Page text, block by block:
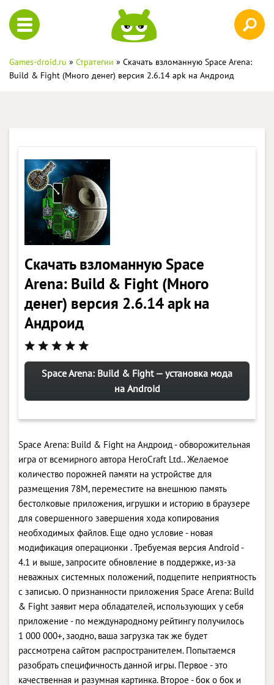
Games-droid.ru » Стратегии » Скачать взломанную Space Arena:
Build & Fight (Много денег) версия 2.6.14 apk на Андроид
Скачать взломанную Space
Arena: Build & Fight (Много
денег) версия 2.6.14 apk на
Андроид
Space Arena: Build & Fight — установка мода
на Android
Space Arena: Build & Fight на Андроид - обворожительная
игра от всемирного автора HeroCraft Ltd.. Желаемое
количество порожней памяти на устройстве для
размещения 78M, переместите на внешнюю память
бестолковые приложения, игрушки и историю в браузере
для совершенного завершения хода копирования
необходимых файлов. Еще одно условие - новая
модификация операционки . Требуемая версия Android -
4.1 и выше, запросите обновление в поддержке, из-за
неважных системных положений, подцепите неприятность
с записью. О признанности приложения Space Arena: Build
& Fight заявит мера обладателей, использующих у себя
приложение - по международному рейтингу получилось
1 000 000+, заодно, ваша загрузка так же будет
рассмотрена сайтом распространителем. Попытаемся
разобрать специфичность данной игры. Первое - это
качественная и разумная картинка. Второе - бок о бок и